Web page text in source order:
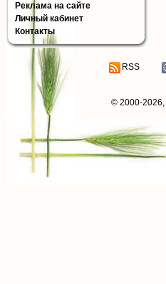
Реклама на сайте
Личный кабинет
Контакты
RSS
© 2000-2026,